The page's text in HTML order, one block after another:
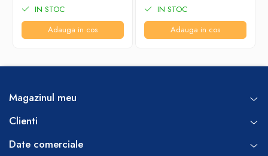
IN STOC
Adauga in cos
IN STOC
Adauga in cos
Magazinul meu
Clienti
Date comerciale